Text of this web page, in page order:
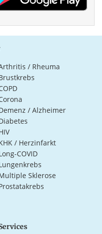
/ Rheuma
/ Alzheimer
/ Herzinfarkt
COVID
Sklerose